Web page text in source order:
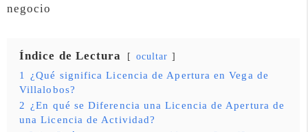
negocio
Índice de Lectura ocultar
1
¿Qué significa Licencia de Apertura en Vega de
Villalobos?
2 ¿En qué se Diferencia una Licencia de Apertura de
una Licencia de Actividad?